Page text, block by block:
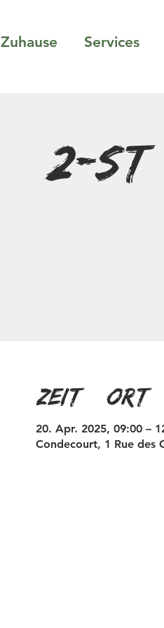
Zuhause Services
2-
Zeit & Ort
20. Apr. 2025, 09:00 –
Condecourt, 1 Rue des